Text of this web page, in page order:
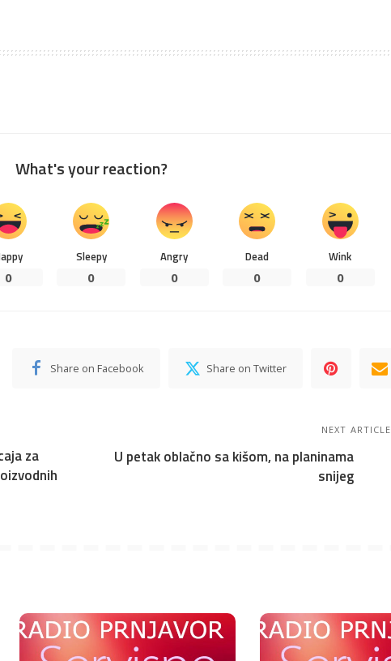
What's your reaction?
0
Sleepy
0
Angry
0
Dead
0
Wink
0
Share on Facebook Share on Twitter
za
NEXT ARTICLE
U petak oblačno sa kišom, na planinama
snijeg